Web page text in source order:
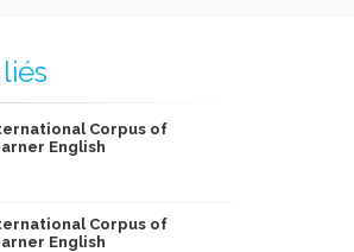
liés
Corpus of
English
Corpus of
English